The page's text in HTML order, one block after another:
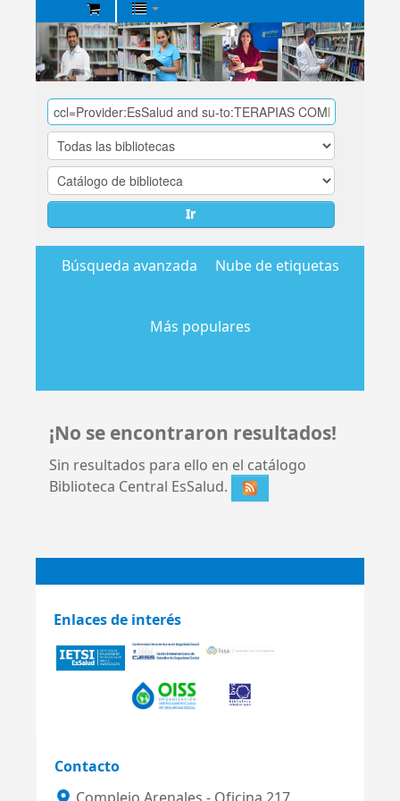
Biblioteca
Central
EsSalud
Ir
Búsqueda avanzada Nube de etiquetas
Más populares
¡No se encontraron resultados!
Sin resultados para ello en el catálogo
Biblioteca Central EsSalud.
Enlaces de interés
Contacto